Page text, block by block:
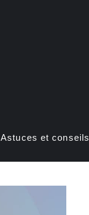
Astuces et conseils